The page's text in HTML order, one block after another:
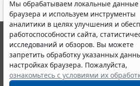
Мы обрабатываем локальные данные
браузера и используем инструменты
аналитики в целях улучшения и
работоспособности сайта,
исследований и обзоров. Вы можете
запретить обработку указанных
настройках браузера. Пожалуйста,
ознакомьтесь с условиями их
© ООО "НПП "ГАРАНТ-СЕРВИС", 2026.
выпускается с 1990 года. Компания
являются участниками Российской
информации ГАРАНТ.
Портал ГАРАНТ.РУ зарегистрирован в